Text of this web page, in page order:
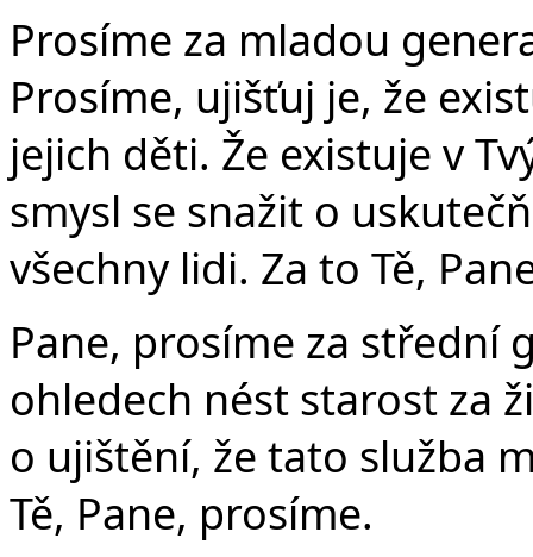
Prosíme za mladou
Prosíme, ujišťuj je, že
jejich děti. Že existuje v
smysl se snažit o
všechny lidi. Za to Tě,
Pane, prosíme za střední
ohledech nést starost za
o ujištění, že tato služba
Tě, Pane, prosíme.